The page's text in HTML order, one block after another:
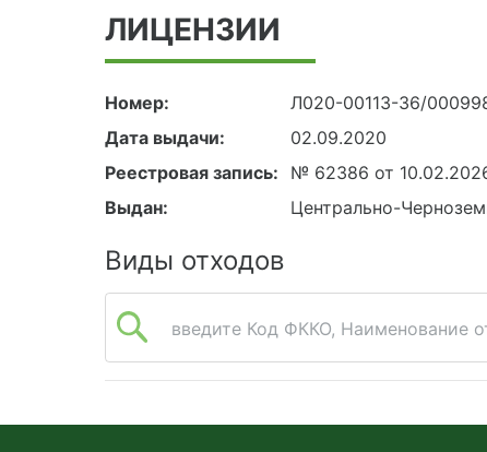
ЛИЦЕНЗИИ
Номер:
Л020-00113-36/
Дата выдачи:
02.09.2020
Реестровая запись:
№ 62386 от
Выдан:
Центрально-
Виды отходов
введите Код ФККО, Наименование